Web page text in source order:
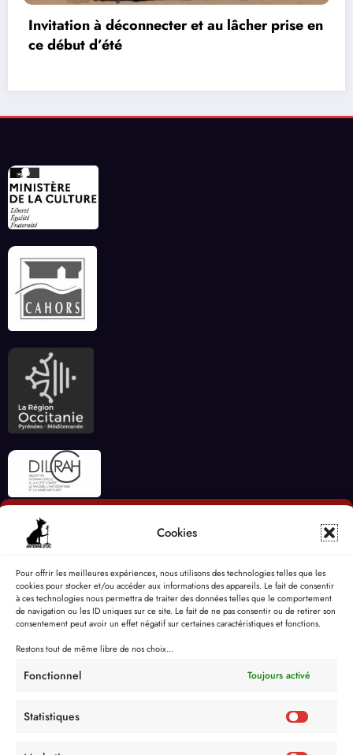
Cookies
Pour offrir les meilleures expériences, nous utilisons des technologies telles que les
cookies pour stocker et/ou accéder aux informations des appareils. Le fait de consentir
à ces technologies nous permettra de traiter des données telles que le comportement
de navigation ou les ID uniques sur ce site. Le fait de ne pas consentir ou de retirer son
consentement peut avoir un effet négatif sur certaines caractéristiques et fonctions.
Restons tout de même libre de nos choix...
Fonctionnel Toujours activé
Statistiques
en
Les réseaux de communication entre les
vidéos